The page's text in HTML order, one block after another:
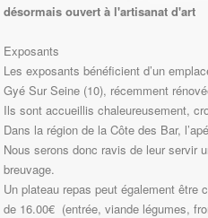
désormais ouvert à l'artisanat d'art
Exposants
Les exposants bénéficient d’un
Gyé Sur Seine (10), récemment
Ils sont accueillis chaleureusement,
Dans la région de la Côte des Bar,
Nous serons donc ravis de leur servir
breuvage.
Un plateau repas peut également être
de 16.00€ (entrée, viande légumes,